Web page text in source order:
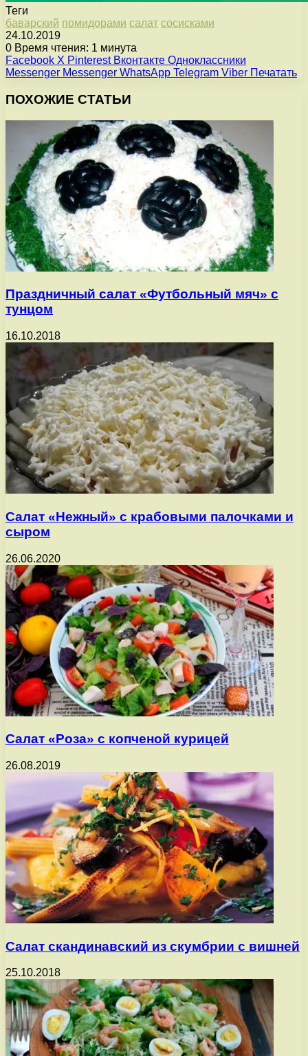
Теги
баварский помидорами салат сосисками
24.10.2019
0 Время чтения: 1 минута
Facebook X Pinterest Вконтакте Одноклассники
Messenger Messenger WhatsApp Telegram Viber Печатать
ПОХОЖИЕ СТАТЬИ
Праздничный салат «Футбольный мяч» с
тунцом
16.10.2018
Салат «Нежный» с крабовыми палочками и
сыром
26.06.2020
Салат «Роза» с копченой курицей
26.08.2019
Салат скандинавский из скумбрии с вишней
25.10.2018